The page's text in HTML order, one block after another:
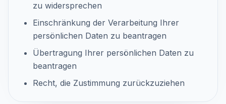
zu widersprechen
Einschränkung der Verarbeitung Ihrer
persönlichen Daten zu beantragen
Übertragung Ihrer persönlichen Daten zu
beantragen
Recht, die Zustimmung zurückzuziehen